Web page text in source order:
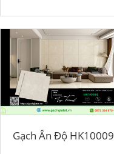
Gạch Ấn Độ HK10009